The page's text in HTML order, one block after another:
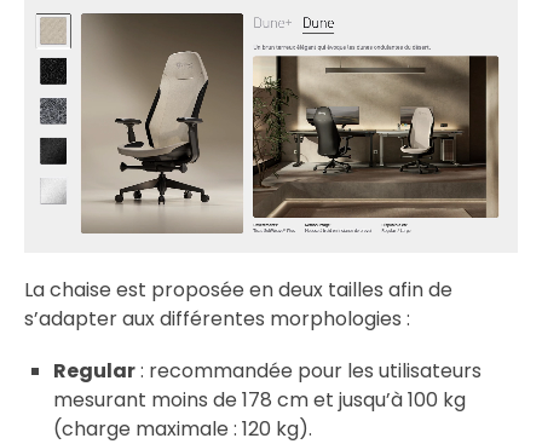
La chaise est proposée en deux tailles afin de
s’adapter aux différentes morphologies :
Regular: recommandée pour les utilisateurs
mesurant moins de 178 cm et jusqu’à 100 kg
(charge maximale : 120 kg).